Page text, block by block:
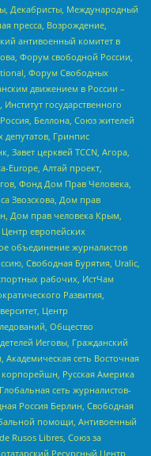
Декабристы, Международный
пресса, Возрождение,
антивоенный комитет в
Форум свободной России,
Форум Свободных
движением в России –
государственного
Беллона, Союз жителей
Гринпис
церквей TCCN, Агора,
Europe, Алтай проект,
Фонд Дом Прав Человека,
Звозскова, Дом прав
Дом прав человека Крым,
европейских
объединение журналистов
Свободная Бурятия, Uralic,
рабочих, ИстЧам
Развития,
Центр
Общество
Иеговы, Гражданский
сеть Восточная
Русская Америка
сеть журналистов-
Россия Берлин, Свободная
помощи, Антивоенный
Rusos Libres, Союз за
Ресурсный Центр,